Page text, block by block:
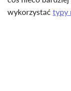
wykorzystać typy